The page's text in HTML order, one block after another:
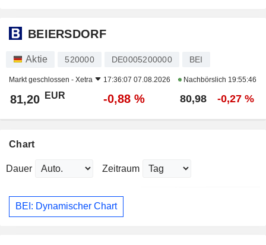
BEIERSDORF
Aktie 520000 DE0005200000 BEI
Markt geschlossen - Xetra 17:36:07 07.08.2026 Nachbörslich 19:55:46
81,20 EUR -0,88 % 80,98 -0,27 %
Chart
Dauer Zeitraum
BEI: Dynamischer Chart